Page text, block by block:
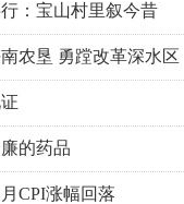
：宝山村里叙今昔
农垦 勇蹚改革深水区
的药品
CPI涨幅回落